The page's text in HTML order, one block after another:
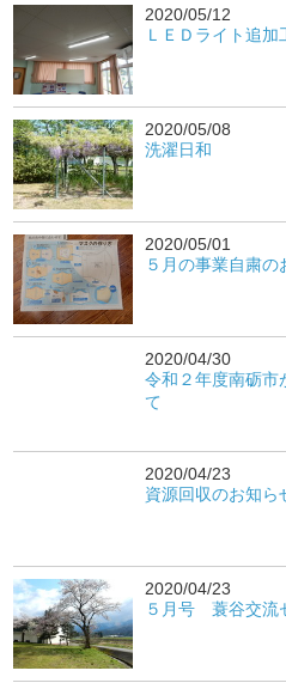
2020/05/12
ＬＥＤライト追加
2020/05/08
洗濯日和
2020/05/01
５月の事業自粛の
2020/04/30
令和２年度南砺市
て
2020/04/23
資源回収のお知ら
2020/04/23
５月号 蓑谷交流